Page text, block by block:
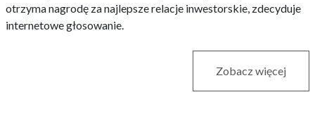
otrzyma nagrodę za najlepsze relacje inwestorskie, zdecyduje
internetowe głosowanie.
Zobacz więcej